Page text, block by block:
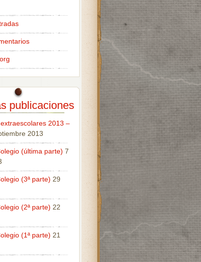
publicaciones
2013 –
2013
(última parte) 7
(3ª parte) 29
(2ª parte) 22
(1ª parte) 21